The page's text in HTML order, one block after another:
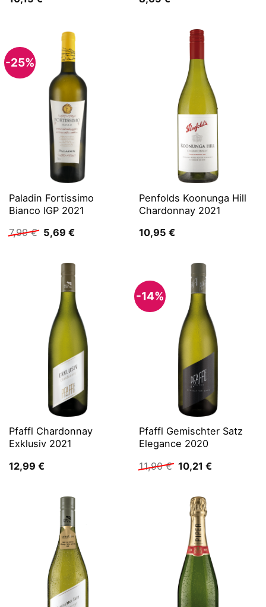
-25%
Paladin Fortissimo
Bianco IGP 2021
7,99€ Ursprünglicher
Preis
7,99 €
5,69 €Aktueller
5,69 €.
Penfolds Koonunga Hill
Chardonnay 2021
10,95 €
Pfaffl Chardonnay
Exklusiv 2021
12,99 €
-14%
Pfaffl Gemischter Satz
Elegance 2020
11,90€ Ursprünglicher
Preis
11,90 €
10,21 €Aktueller